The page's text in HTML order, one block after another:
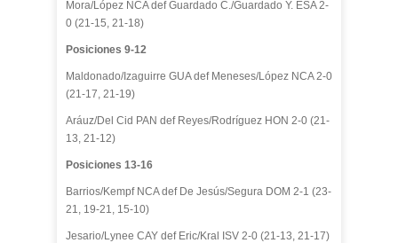
Mora/López NCA def Guardado C./Guardado Y. ESA 2-
0 (21-15, 21-18)
Posiciones 9-12
Maldonado/Izaguirre GUA def Meneses/López NCA 2-0
(21-17, 21-19)
Aráuz/Del Cid PAN def Reyes/Rodríguez HON 2-0 (21-
13, 21-12)
Posiciones 13-16
Barrios/Kempf NCA def De Jesús/Segura DOM 2-1 (23-
21, 19-21, 15-10)
Jesario/Lynee CAY def Eric/Kral ISV 2-0 (21-13, 21-17)